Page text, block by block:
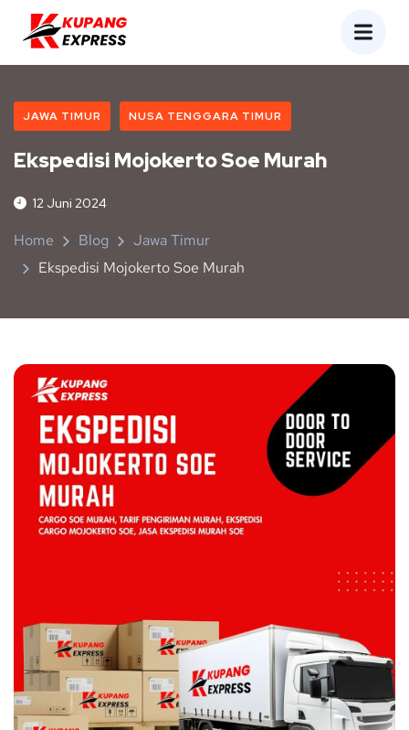
JAWA TIMUR NUSA TENGGARA TIMUR
Ekspedisi Mojokerto Soe Murah
12 Juni 2024
Home Blog
Jawa Timur
Ekspedisi Mojokerto Soe Murah